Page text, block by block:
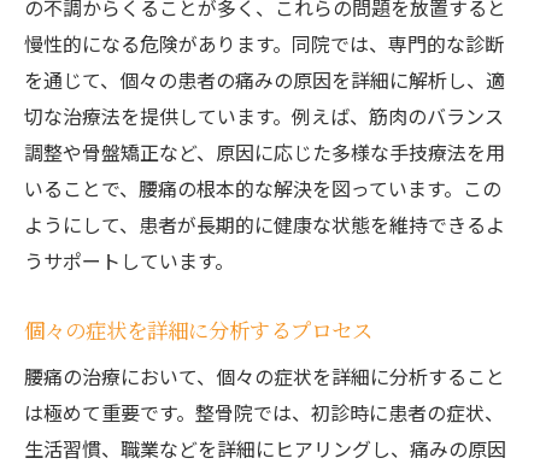
の不調からくることが多く、これらの問題を放置すると
慢性的になる危険があります。同院では、専門的な診断
を通じて、個々の患者の痛みの原因を詳細に解析し、適
切な治療法を提供しています。例えば、筋肉のバランス
調整や骨盤矯正など、原因に応じた多様な手技療法を用
いることで、腰痛の根本的な解決を図っています。この
ようにして、患者が長期的に健康な状態を維持できるよ
うサポートしています。
個々の症状を詳細に分析するプロセス
腰痛の治療において、個々の症状を詳細に分析すること
は極めて重要です。整骨院では、初診時に患者の症状、
生活習慣、職業などを詳細にヒアリングし、痛みの原因